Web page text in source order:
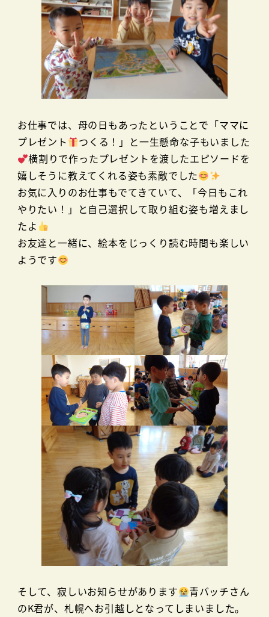
お仕事では、母の日もあったということで「ママに
プレゼント
つくる！」と一生懸命な子もいました
横割りで作ったプレゼントを渡したエピソードを
嬉しそうに教えてくれる姿も素敵でした
お気に入りのお仕事もでてきていて、「今日もこれ
やりたい！」と自己選択して取り組む姿も増えまし
たよ
お友達と一緒に、絵本をじっくり読む時間も楽しい
ようです
そして、寂しいお知らせがあります
青バッチさん
のK君が、札幌へお引越しとなってしまいました。